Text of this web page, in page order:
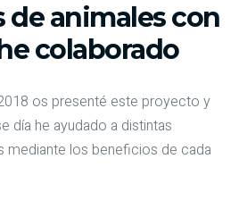
de animales con
colaborado
os presenté este proyecto y
día he ayudado a distintas
mediante los beneficios de cada